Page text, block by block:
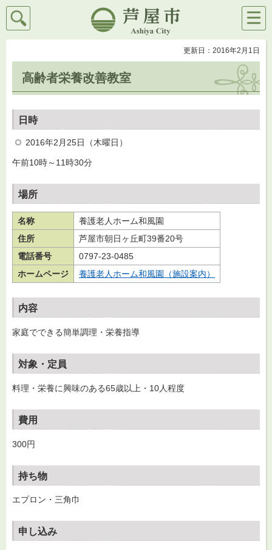
芦屋市
検索
メニ
ュー
更新日：2016年2月1日
高齢者栄養改善教室
日時
2016年2月25日（木曜日）
午前10時～11時30分
場所
名称
養護老人ホーム和風園
住所
芦屋市朝日ヶ丘町39番20号
電話番号
0797-23-0485
ホームページ
養護老人ホーム和風園（施設案内）
内容
家庭でできる簡単調理・栄養指導
対象・定員
料理・栄養に興味のある65歳以上・10人程度
費用
300円
持ち物
エプロン・三角巾
申し込み